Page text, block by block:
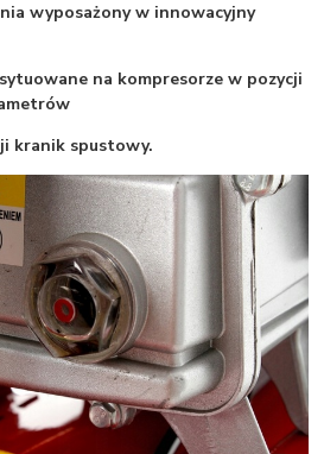
wyposażony w innowacyjny
na kompresorze w pozycji
kranik spustowy.